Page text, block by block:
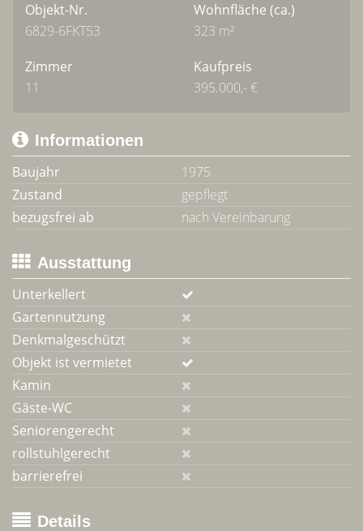
Objekt-Nr.
6829-6FKT53
Wohnfläche (ca.)
323 m²
Zimmer
11
Kaufpreis
395.000,- €
Informationen
Baujahr
1975
Zustand
gepflegt
bezugsfrei ab
nach Vereinbarung
Ausstattung
Unterkellert
Gartennutzung
Denkmalgeschützt
Objekt ist vermietet
Kamin
Gäste-WC
Seniorengerecht
rollstuhlgerecht
barrierefrei
Details